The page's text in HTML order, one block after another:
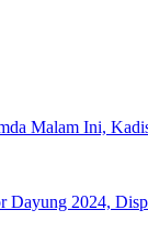
Malam Ini,
Dayung 2024,